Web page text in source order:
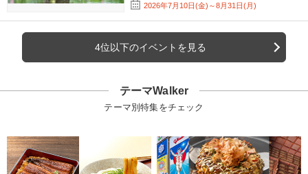
2026年7月10日(金)～8月31日(月)
4位以下のイベントを見る
テーマWalker
テーマ別特集をチェック